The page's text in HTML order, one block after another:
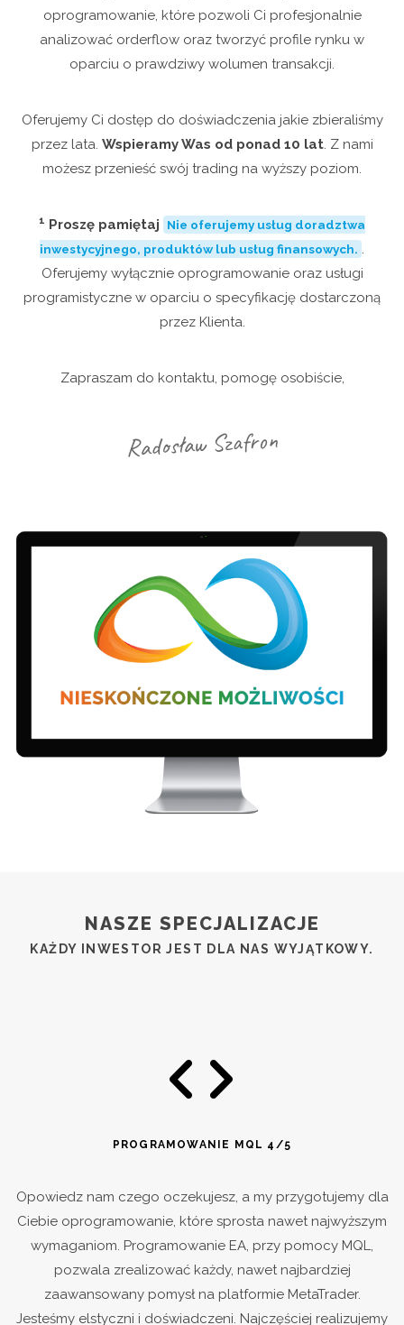
oprogramowanie, które pozwoli Ci profesjonalnie
analizować orderflow oraz tworzyć profile rynku w
oparciu o prawdziwy wolumen transakcji.
Oferujemy Ci dostęp do doświadczenia jakie zbieraliśmy
przez lata. Wspieramy Was od ponad 10 lat. Z nami
możesz przenieść swój trading na wyższy poziom.
1 Proszę pamiętaj
Nie oferujemy usług doradztwa
inwestycyjnego, produktów lub usług finansowych. .
Oferujemy wyłącznie oprogramowanie oraz usługi
programistyczne w oparciu o specyfikację dostarczoną
przez Klienta.
Zapraszam do kontaktu, pomogę osobiście,
Radosław Szafron
NASZE SPECJALIZACJE
KAŻDY INWESTOR JEST DLA NAS WYJĄTKOWY.
PROGRAMOWANIE MQL 4/5
Opowiedz nam czego oczekujesz, a my przygotujemy dla
Ciebie oprogramowanie, które sprosta nawet najwyższym
wymaganiom. Programowanie EA, przy pomocy MQL,
pozwala zrealizować każdy, nawet najbardziej
zaawansowany pomysł na platformie MetaTrader.
Jesteśmy elstyczni i doświadczeni. Najczęściej realizujemy